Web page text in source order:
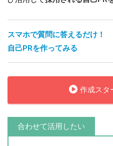
スマホで質問に答えるだけ！
自己PRを作ってみる
作成スタ
合わせて活用したい